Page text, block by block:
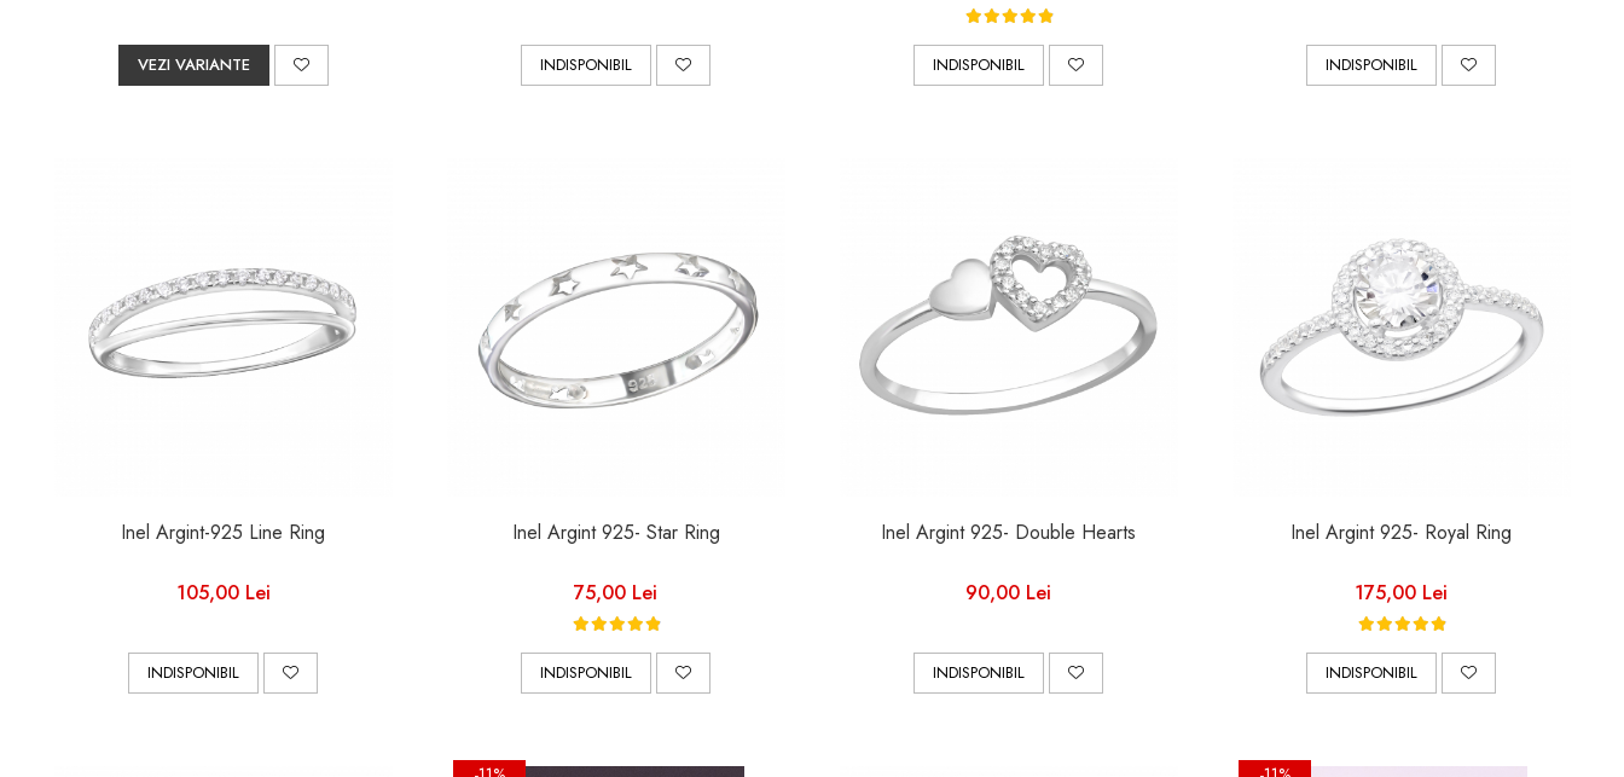
VEZI VARIANTE INDISPONIBIL INDISPONIBIL INDISPONIBIL
Inel Argint-925 Line Ring
105,00 Lei
INDISPONIBIL
Inel Argint 925- Star Ring
75,00 Lei
INDISPONIBIL
Inel Argint 925- Double Hearts
90,00 Lei
INDISPONIBIL
Inel Argint 925- Royal Ring
175,00 Lei
INDISPONIBIL